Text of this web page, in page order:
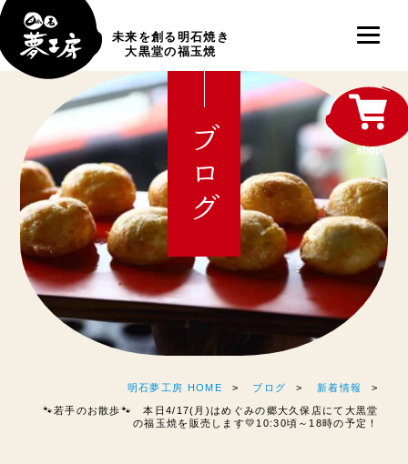
未来を創る明石焼き
大黒堂の福玉焼
ブログ
明石夢工房 HOME ブログ 新着情報
🐾若手のお散歩🐾 本日4/17(月)はめぐみの郷大久保店にて大黒堂
の福玉焼を販売します💛10:30頃～18時の予定！
shop